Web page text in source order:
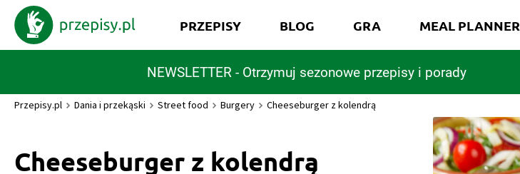
NEWSLETTER - Otrzymuj sezonowe przepisy i porady
PRZEPISY BLOG GRA MEAL PLANNER
Przepisy.pl Dania i przekąski Street food Burgery Cheeseburger z kolendrą
Cheeseburger z kolendrą